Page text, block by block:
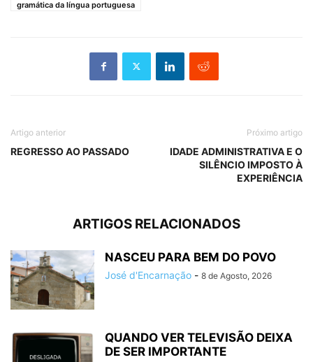
gramática da língua portuguesa
Artigo anterior
REGRESSO AO PASSADO
Próximo artigo
IDADE ADMINISTRATIVA E O
SILÊNCIO IMPOSTO À
EXPERIÊNCIA
ARTIGOS RELACIONADOS
NASCEU PARA BEM DO POVO
José d'Encarnação - 8 de Agosto, 2026
QUANDO VER TELEVISÃO DEIXA
DE SER IMPORTANTE